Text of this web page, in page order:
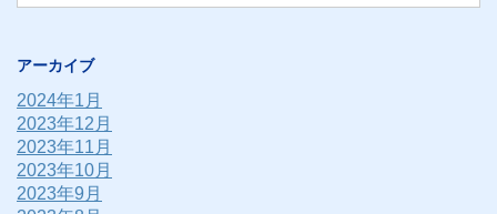
アーカイブ
2024年1月
2023年12月
2023年11月
2023年10月
2023年9月